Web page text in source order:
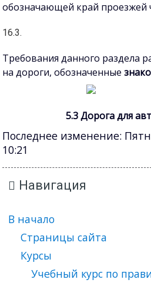
обозначающей край проезжей
16.3.
Требования данного раздела
на дороги, обозначенные
5.3 Дорога для
Последнее изменение:
10:21
Навигация
В начало
Страницы сайта
Курсы
Учебный курс по